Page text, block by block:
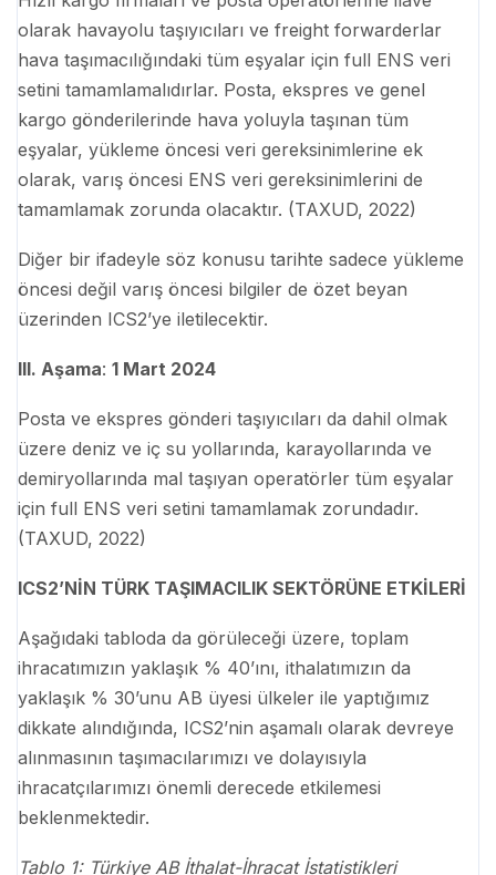
olarak havayolu taşıyıcıları ve freight forwarderlar
hava taşımacılığındaki tüm eşyalar için full ENS veri
setini tamamlamalıdırlar. Posta, ekspres ve genel
kargo gönderilerinde hava yoluyla taşınan tüm
eşyalar, yükleme öncesi veri gereksinimlerine ek
olarak, varış öncesi ENS veri gereksinimlerini de
tamamlamak zorunda olacaktır. (TAXUD, 2022)
Diğer bir ifadeyle söz konusu tarihte sadece yükleme
öncesi değil varış öncesi bilgiler de özet beyan
üzerinden ICS2’ye iletilecektir.
III. Aşama: 1 Mart 2024
Posta ve ekspres gönderi taşıyıcıları da dahil olmak
üzere deniz ve iç su yollarında, karayollarında ve
demiryollarında mal taşıyan operatörler tüm eşyalar
için full ENS veri setini tamamlamak zorundadır.
(TAXUD, 2022)
ICS2’NİN TÜRK TAŞIMACILIK SEKTÖRÜNE ETKİLERİ
Aşağıdaki tabloda da görüleceği üzere, toplam
ihracatımızın yaklaşık % 40’ını, ithalatımızın da
yaklaşık % 30’unu AB üyesi ülkeler ile yaptığımız
dikkate alındığında, ICS2’nin aşamalı olarak devreye
alınmasının taşımacılarımızı ve dolayısıyla
ihracatçılarımızı önemli derecede etkilemesi
beklenmektedir.
Tablo 1: Türkiye AB İthalat-İhracat İstatistikleri